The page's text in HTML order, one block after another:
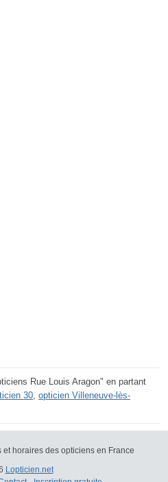
Rue Louis Aragon" en partant
30 opticien Villeneuve-lès-
et horaires des opticiens en France
Lopticien.net